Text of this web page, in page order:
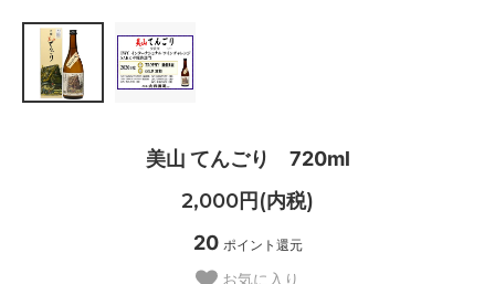
美山 てんごり 720ml
2,000円(内税)
20 ポイント還元
お気に入り